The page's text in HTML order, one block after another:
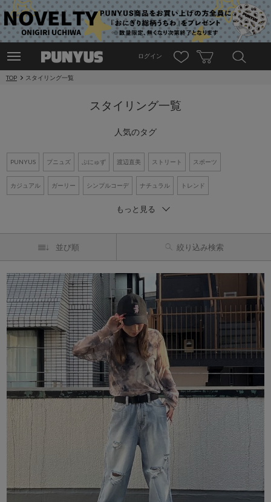
ログイン
TOP スタイリング一覧
スタイリング一覧
人気のタグ
PUNYUS プニュズ ぷにゅず 渡辺直美 ストリート スポーツ
カジュアル ガーリー シンプルコーデ ナチュラル トレンド
再入荷アイテム
ビッグシルエット Tシャツ デニム ワンピース シャツコーデ
もっと見る
並び順 絞り込み検索